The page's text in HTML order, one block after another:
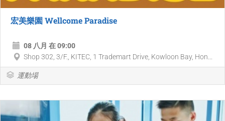
宏美樂園 Wellcome Paradise
08 八月 在 09:00
Shop 302, 3/F., KITEC, 1 Trademart Drive, Kowloon Bay, Hon...
運動場